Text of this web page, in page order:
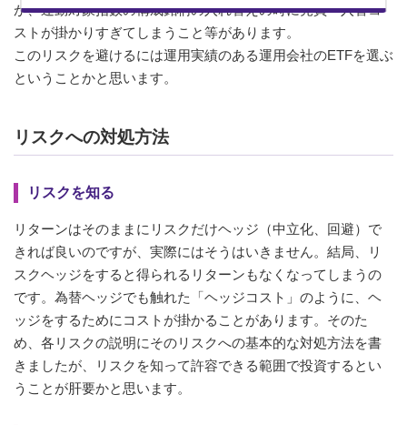
が、連動対象指数の構成銘柄の入れ替えの時に売買・入替コ
ストが掛かりすぎてしまうこと等があります。
このリスクを避けるには運用実績のある運用会社のETFを選ぶ
ということかと思います。
リスクへの対処方法
リスクを知る
リターンはそのままにリスクだけヘッジ（中立化、回避）で
きれば良いのですが、実際にはそうはいきません。結局、リ
スクヘッジをすると得られるリターンもなくなってしまうの
です。為替ヘッジでも触れた「ヘッジコスト」のように、ヘ
ッジをするためにコストが掛かることがあります。そのた
め、各リスクの説明にそのリスクへの基本的な対処方法を書
きましたが、リスクを知って許容できる範囲で投資するとい
うことが肝要かと思います。